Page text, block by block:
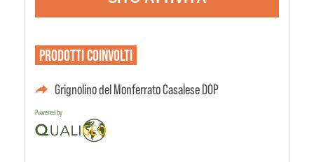
PRODOTTICOINVOLTI
Grignolino del Monferrato Casalese DOP
Powered by